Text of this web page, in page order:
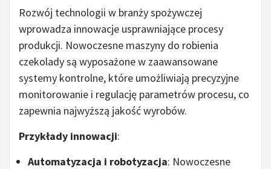
Rozwój technologii w branży spożywczej
wprowadza innowacje usprawniające procesy
produkcji. Nowoczesne maszyny do robienia
czekolady są wyposażone w zaawansowane
systemy kontrolne, które umożliwiają precyzyjne
monitorowanie i regulację parametrów procesu, co
zapewnia najwyższą jakość wyrobów.
Przykłady innowacji:
Automatyzacja i robotyzacja: Nowoczesne